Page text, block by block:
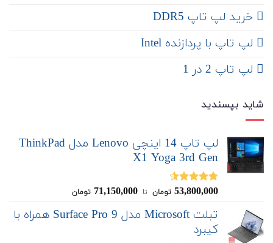
خرید لپ تاپ DDR5
لپ تاپ با پردازنده Intel
لپ تاپ 2 در 1
شاید بپسندید
لپ تاپ 14 اینچی Lenovo مدل ThinkPad
X1 Yoga 3rd Gen
نمره4.50
53,800,000 تومان ‌ تا ‌ 71,150,000 تومان
تبلت Microsoft مدل Surface Pro 9 همراه با
کیبرد